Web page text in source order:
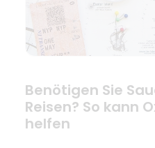
Benötigen Sie
Reisen? So kann
helfen